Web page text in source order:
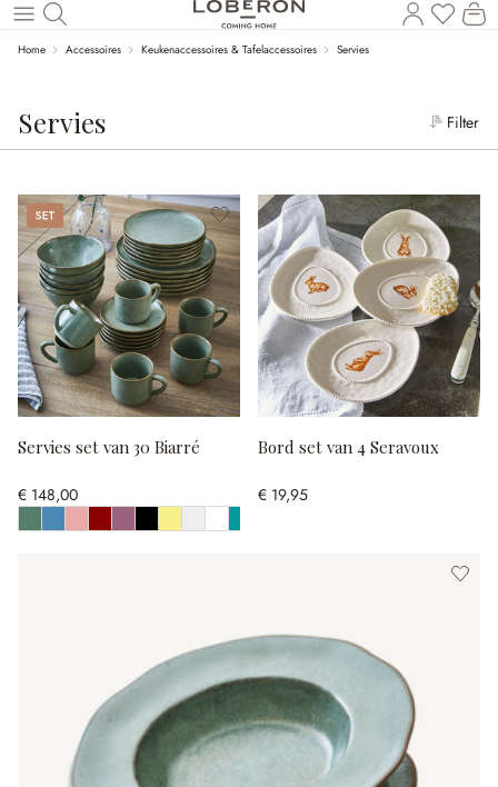
Naar de hoofdinhoud
Home Accessoires Keukenaccessoires & Tafelaccessoires Servies
Servies Filter
Set
Servies set van 30 Biarré
€ 148,00
Bord set van 4 Seravoux
€ 19,95